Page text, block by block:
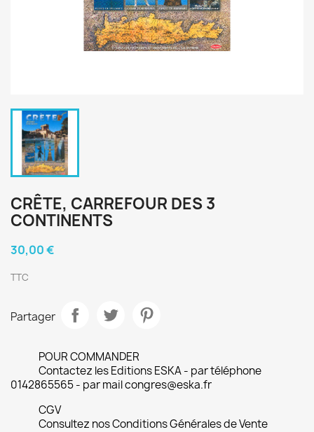
CRÊTE, CARREFOUR DES 3
CONTINENTS
30,00 €
TTC
Partager
POUR COMMANDER
Contactez les Editions ESKA - par téléphone
0142865565 - par mail congres@eska.fr
CGV
Consultez nos Conditions Générales de Vente